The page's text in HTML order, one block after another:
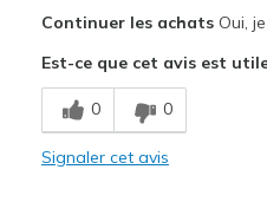
Stylish
View On Shoes
Continuer les achatsOui,
Est-ce que cet avis est
0 0
Signaler cet avis